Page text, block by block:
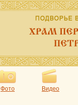
Фото Видео